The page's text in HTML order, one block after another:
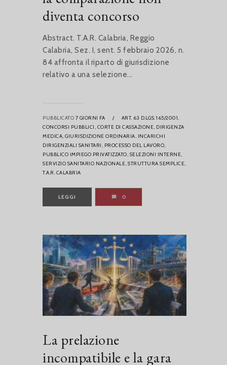
diventa concorso
Abstract. T.A.R. Calabria, Reggio
Calabria, Sez. I, sent. 5 febbraio 2026, n.
84 affronta il riparto di giurisdizione
relativo a una selezione...
PUBBLICATO 7 GIORNI FA /
ART. 63 D.LGS. 165/2001,
CONCORSI PUBBLICI, CORTE DI CASSAZIONE, DIRIGENZA
MEDICA, GIURISDIZIONE ORDINARIA, INCARICHI
DIRIGENZIALI SANITARI, PROCESSO DEL LAVORO,
PUBBLICO IMPIEGO PRIVATIZZATO, SELEZIONI INTERNE,
SERVIZIO SANITARIO NAZIONALE, STRUTTURA SEMPLICE,
T.A.R. CALABRIA
LEGGI 0
La prelazione
incompatibile e la gara